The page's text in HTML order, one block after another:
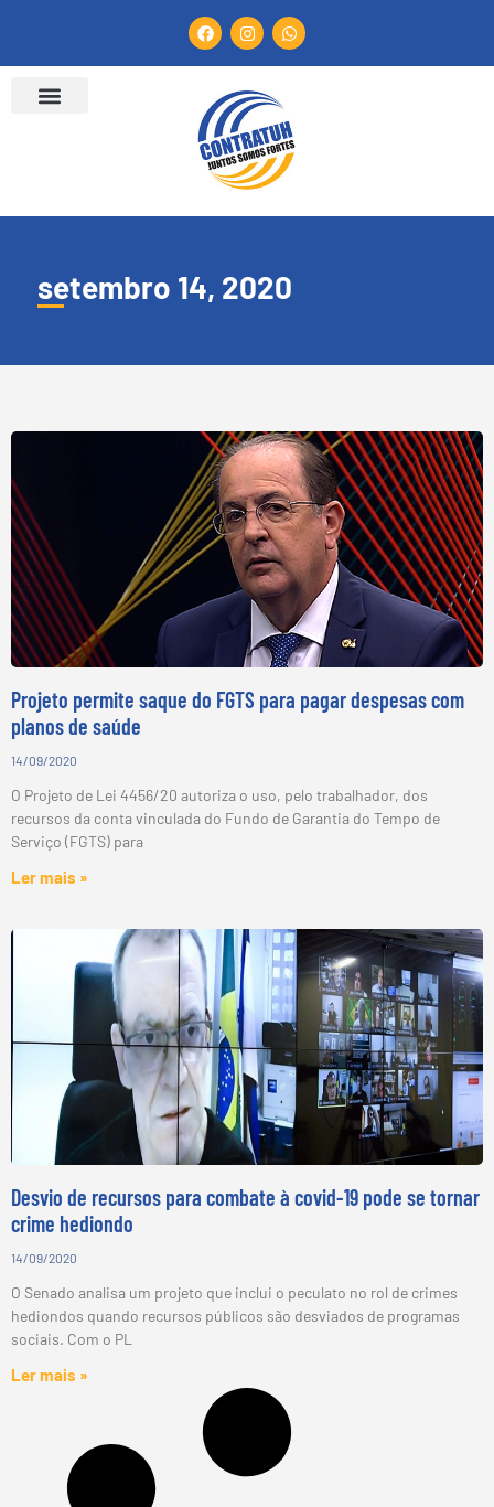
setembro 14, 2020
Projeto permite saque do FGTS para pagar despesas com
planos de saúde
14/09/2020
O Projeto de Lei 4456/20 autoriza o uso, pelo trabalhador, dos
recursos da conta vinculada do Fundo de Garantia do Tempo de
Serviço (FGTS) para
Ler mais »
Desvio de recursos para combate à covid-19 pode se tornar
crime hediondo
14/09/2020
O Senado analisa um projeto que inclui o peculato no rol de crimes
hediondos quando recursos públicos são desviados de programas
sociais. Com o PL
Ler mais »